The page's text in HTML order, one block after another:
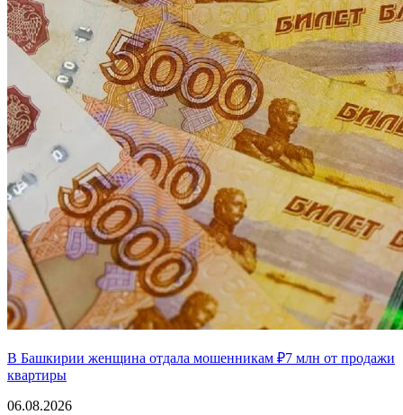
В Башкирии женщина отдала мошенникам ₽7 млн от продажи
квартиры
06.08.2026